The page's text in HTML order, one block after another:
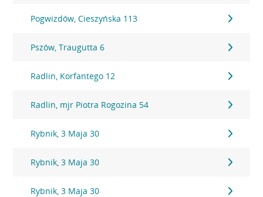
Pogwizdów, Cieszyńska 113
Pszów, Traugutta 6
Radlin, Korfantego 12
Radlin, mjr Piotra Rogozina 54
Rybnik, 3 Maja 30
Rybnik, 3 Maja 30
Rybnik, 3 Maja 30